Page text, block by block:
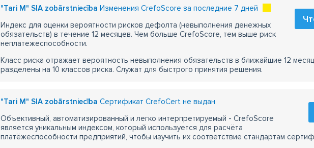
"Tari M" SIA zobārstniecība Изменения CrefoScore за последние 7 дней
Индекс для оценки вероятности рисков дефолта (невыполнения денежных
обязательств) в течение 12 месяцев. Чем больше CrefoScore, тем выше риск
неплатежеспособности.
Класс риска отражает вероятность невыполнения обязательств в ближайшие 12
разделены на 10 классов риска. Служат для быстрого принятия решения.
"Tari M" SIA zobārstniecība Сертификат CrefoCert не выдан
Объективный, автоматизированный и легко интерпретируемый - CrefoScore
является уникальным индексом, который используется для расчёта
платёжеспособности предприятий, чтобы изучить их соответствие стандартам